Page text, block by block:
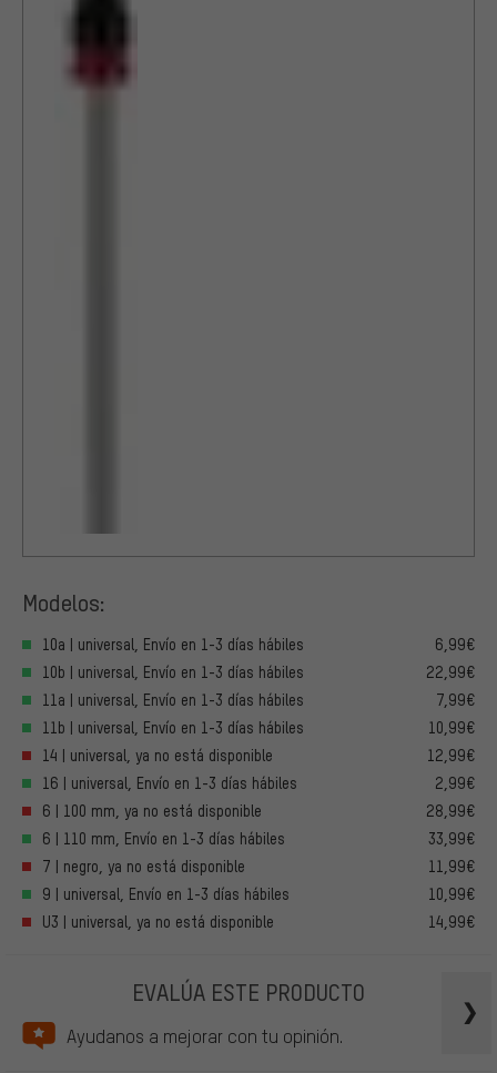
Modelos:
10a | universal, Envío en 1-3 días hábiles
6,99€
10b | universal, Envío en 1-3 días hábiles
22,99€
11a | universal, Envío en 1-3 días hábiles
7,99€
11b | universal, Envío en 1-3 días hábiles
10,99€
14 | universal, ya no está disponible
12,99€
16 | universal, Envío en 1-3 días hábiles
2,99€
6 | 100 mm, ya no está disponible
28,99€
6 | 110 mm, Envío en 1-3 días hábiles
33,99€
7 | negro, ya no está disponible
11,99€
9 | universal, Envío en 1-3 días hábiles
10,99€
U3 | universal, ya no está disponible
14,99€
EVALÚA ESTE PRODUCTO
Ayudanos a mejorar con tu opinión.